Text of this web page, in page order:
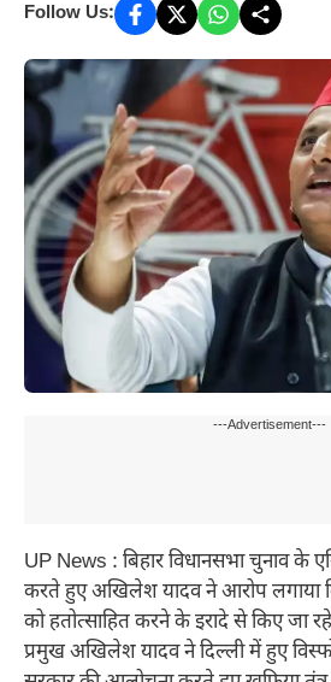
Follow Us:
---Advertisement---
UP News : बिहार विधानसभा चुनाव के
करते हुए अखिलेश यादव ने आरोप लगाया
को हतोत्साहित करने के इरादे से किए जा रहे
प्रमुख अखिलेश यादव ने दिल्ली में हुए